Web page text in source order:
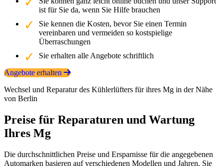
ist für Sie da, wenn Sie Hilfe brauchen
Sie kennen die Kosten, bevor Sie einen Termin
vereinbaren und vermeiden so kostspielige
Überraschungen
Sie erhalten alle Angebote schriftlich
Angebote erhalten
Wechsel und Reparatur des Kühlerlüfters für ihres Mg in der Nähe
von Berlin
Preise für Reparaturen und Wartung
Ihres Mg
Die durchschnittlichen Preise und Ersparnisse für die angegebenen
Automarken basieren auf verschiedenen Modellen und Jahren. Sie